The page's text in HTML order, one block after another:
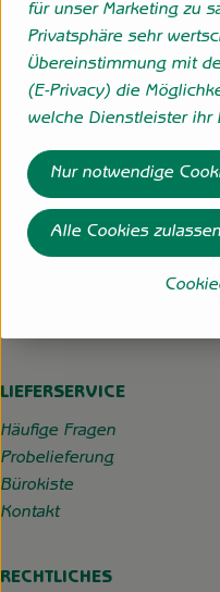
Folge uns
Externer Link zu
Externer
Hofgemeinschaft
Hauptmoorweg 3
27798 Hude
LIEFERSERVICE
Häufige Fragen
Probelieferung
Bürokiste
Kontakt
RECHTLICHES
für unser Marketing zu
Privatsphäre sehr
Übereinstimmung mit
(E-Privacy) die
welche Dienstleister ihr
Nur notwendige
Alle Cookies zulassen